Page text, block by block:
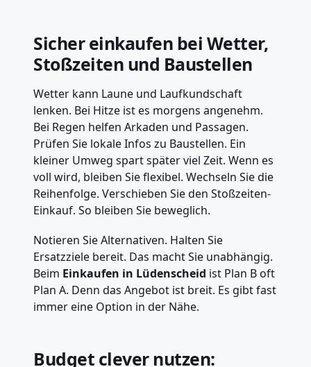
Sicher einkaufen bei Wetter,
Stoßzeiten und Baustellen
Wetter kann Laune und Laufkundschaft
lenken. Bei Hitze ist es morgens angenehm.
Bei Regen helfen Arkaden und Passagen.
Prüfen Sie lokale Infos zu Baustellen. Ein
kleiner Umweg spart später viel Zeit. Wenn es
voll wird, bleiben Sie flexibel. Wechseln Sie die
Reihenfolge. Verschieben Sie den Stoßzeiten-
Einkauf. So bleiben Sie beweglich.
Notieren Sie Alternativen. Halten Sie
Ersatzziele bereit. Das macht Sie unabhängig.
Beim Einkaufen in Lüdenscheid ist Plan B oft
Plan A. Denn das Angebot ist breit. Es gibt fast
immer eine Option in der Nähe.
Budget clever nutzen: